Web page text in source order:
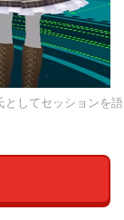
としてセッションを語